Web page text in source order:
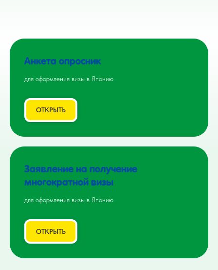
Анкета опросник
для оформления визы в Японию
ОТКРЫТЬ
Заявление на получение
многократной визы
для оформления визы в Японию
ОТКРЫТЬ